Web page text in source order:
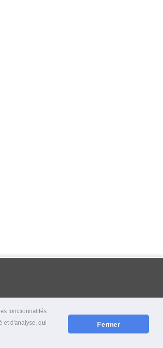
fonctionnalités
et d'analyse, qui
Fermer